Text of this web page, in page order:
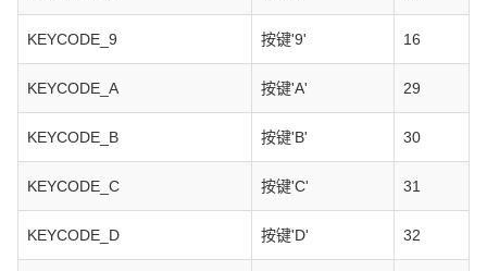
KEYCODE_9 按键'9' 16
KEYCODE_A 按键'A' 29
KEYCODE_B 按键'B' 30
KEYCODE_C 按键'C' 31
KEYCODE_D 按键'D' 32